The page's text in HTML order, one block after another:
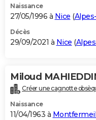
Naissance
27/05/1996 à Nice (
Décès
29/09/2021 à Nice (
Miloud
Créer une cagnotte
Naissance
11/04/1963 à Montfermeil